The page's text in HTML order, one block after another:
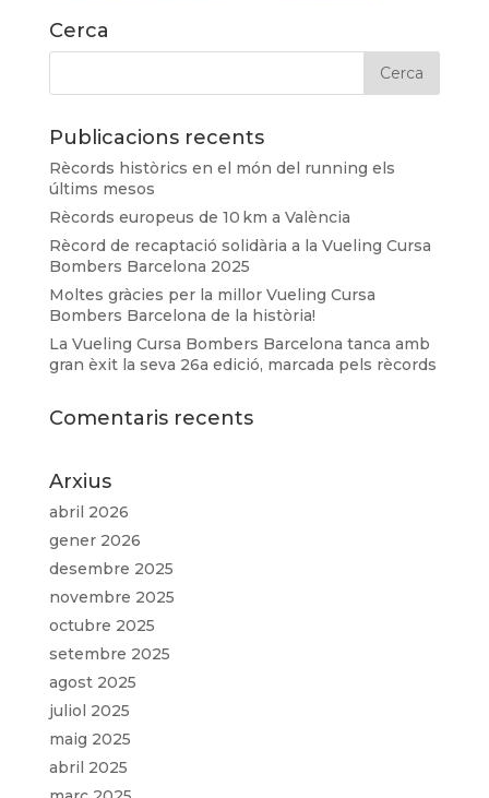
Cerca
Publicacions recents
Rècords històrics en el món del running els
últims mesos
Rècords europeus de 10 km a València
Rècord de recaptació solidària a la Vueling Cursa
Bombers Barcelona 2025
Moltes gràcies per la millor Vueling Cursa
Bombers Barcelona de la història!
La Vueling Cursa Bombers Barcelona tanca amb
gran èxit la seva 26a edició, marcada pels rècords
Comentaris recents
Arxius
abril 2026
gener 2026
desembre 2025
novembre 2025
octubre 2025
setembre 2025
agost 2025
juliol 2025
maig 2025
abril 2025